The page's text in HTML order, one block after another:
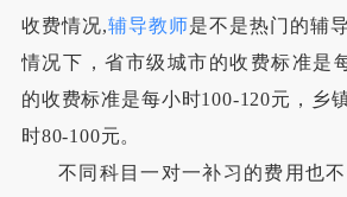
收费情况,辅导教师是不是热门的辅
情况下，省市级城市的收费标准是
的收费标准是每小时100-120元，乡
时80-100元。
不同科目一对一补习的费用也